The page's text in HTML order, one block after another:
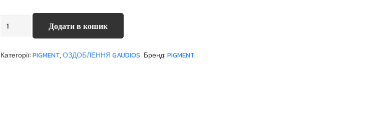
PIGMENTHERMДодати в кошик
Категорії:PIGMENT,ОЗДОБЛЕННЯ GAUDIOS Бренд:PIGMENT